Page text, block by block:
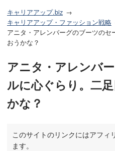
キャリアアップ.biz
キャリアアップ・ファッション戦略
アニタ・アレンバーグのブーツの
おうかな？
アニタ・アレンバ
ルに心ぐらり。二
かな？
このサイトのリンクにはアフィ
ます。